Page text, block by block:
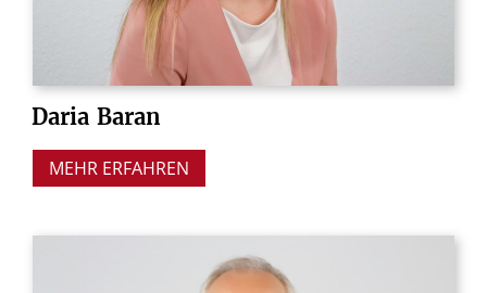
Daria Baran
MEHR ERFAHREN